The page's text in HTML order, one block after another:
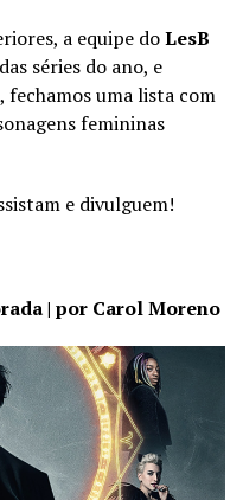
a equipe doLesB
séries do ano, e
fechamos uma lista com
femininas
e divulguem!
| por Carol Moreno